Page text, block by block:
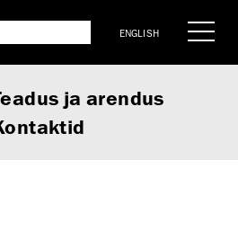
ENGLISH
ja arendus